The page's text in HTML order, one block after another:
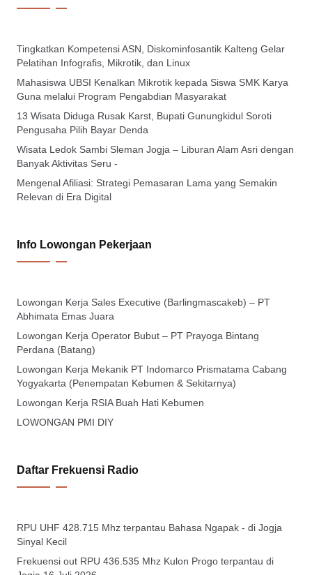
Tingkatkan Kompetensi ASN, Diskominfosantik Kalteng Gelar
Pelatihan Infografis, Mikrotik, dan Linux
Mahasiswa UBSI Kenalkan Mikrotik kepada Siswa SMK Karya
Guna melalui Program Pengabdian Masyarakat
13 Wisata Diduga Rusak Karst, Bupati Gunungkidul Soroti
Pengusaha Pilih Bayar Denda
Wisata Ledok Sambi Sleman Jogja – Liburan Alam Asri dengan
Banyak Aktivitas Seru -
Mengenal Afiliasi: Strategi Pemasaran Lama yang Semakin
Relevan di Era Digital
Info Lowongan Pekerjaan
Lowongan Kerja Sales Executive (Barlingmascakeb) – PT
Abhimata Emas Juara
Lowongan Kerja Operator Bubut – PT Prayoga Bintang
Perdana (Batang)
Lowongan Kerja Mekanik PT Indomarco Prismatama Cabang
Yogyakarta (Penempatan Kebumen & Sekitarnya)
Lowongan Kerja RSIA Buah Hati Kebumen
LOWONGAN PMI DIY
Daftar Frekuensi Radio
RPU UHF 428.715 Mhz terpantau Bahasa Ngapak - di Jogja
Sinyal Kecil
Frekuensi out RPU 436.535 Mhz Kulon Progo terpantau di